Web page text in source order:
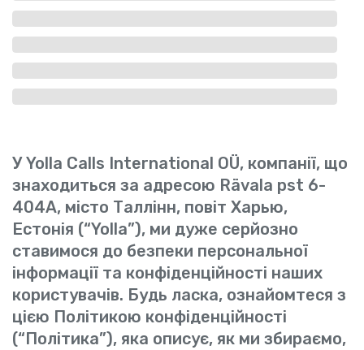
У Yolla Calls International OÜ, компанії, що
знаходиться за адресою Rävala pst 6-
404A, місто Таллінн, повіт Харью,
Естонія (“Yolla”), ми дуже серйозно
ставимося до безпеки персональної
інформації та конфіденційності наших
користувачів. Будь ласка, ознайомтеся з
цією Політикою конфіденційності
(“Політика”), яка описує, як ми збираємо,